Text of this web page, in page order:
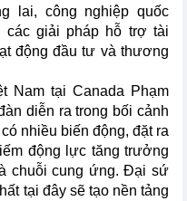
lai, công nghiệp quốc
các giải pháp hỗ trợ tài
động đầu tư và thương
Nam tại Canada Phạm
diễn ra trong bối cảnh
nhiều biến động, đặt ra
động lực tăng trưởng
chuỗi cung ứng. Đại sứ
tại đây sẽ tạo nền tảng